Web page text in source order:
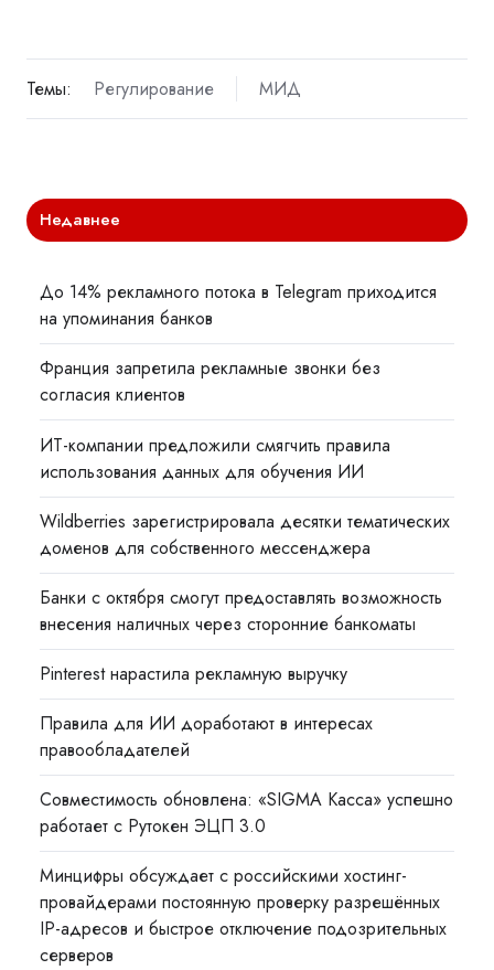
Темы: Регулирование МИД
Недавнее
До 14% рекламного потока в Telegram приходится
на упоминания банков
Франция запретила рекламные звонки без
согласия клиентов
ИТ-компании предложили смягчить правила
использования данных для обучения ИИ
Wildberries зарегистрировала десятки тематических
доменов для собственного мессенджера
Банки с октября смогут предоставлять возможность
внесения наличных через сторонние банкоматы
Pinterest нарастила рекламную выручку
Правила для ИИ доработают в интересах
правообладателей
Совместимость обновлена: «SIGMA Касса» успешно
работает с Рутокен ЭЦП 3.0
Минцифры обсуждает с российскими хостинг-
провайдерами постоянную проверку разрешённых
IP-адресов и быстрое отключение подозрительных
серверов